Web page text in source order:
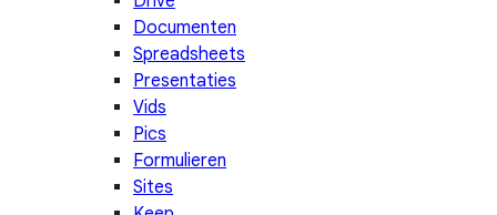
Documenten
Spreadsheets
Presentaties
Vids
Pics
Formulieren
Sites